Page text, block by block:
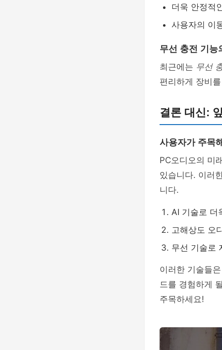
더욱 안정적
사용자의 이
무선 충전 기능
최근에는 무선
편리하게 장비
결론 대신:
사용자가 주목
PC오디오의 미
있습니다. 이러
니다.
AI 기술로 더
고해상도 오
무선 기술로
이러한 기술들
드를 경험하게
주목하세요!